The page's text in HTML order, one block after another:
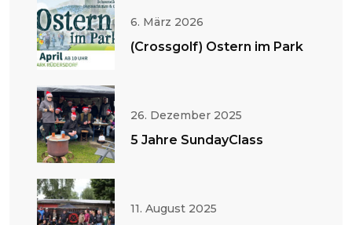
6. März 2026
(Crossgolf) Ostern im Park
26. Dezember 2025
5 Jahre SundayClass
11. August 2025